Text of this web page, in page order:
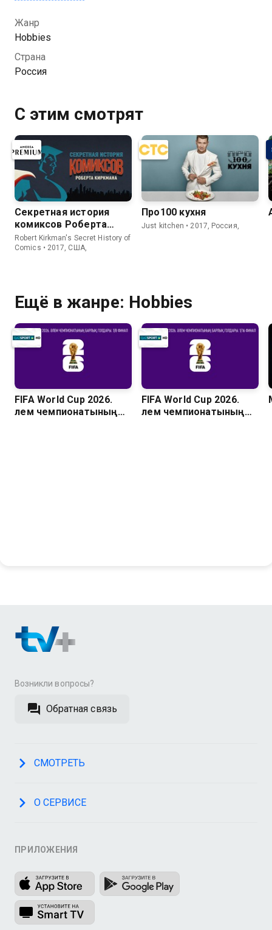
Посмотреть онлайн 1 сезон сериала Сам себе
охотник вы можете совершенно бесплатно в
хорошем HD качестве на Казахтелеком
Жанр
Hobbies
Страна
Россия
С этим смотрят
Секретная история
комиксов Роберта
Киркмана
Robert Kirkman's Secret History of
Comics • 2017, США,
Про100 кухня
Just kitchen • 2017, Россия,
Ещё в жанре: Hobbies
FIFA World Cup 2026.
Әлем чемпионатының
FIFA World Cup 2026.
Әлем чемпионатының
Возникли вопросы?
Обратная связь
СМОТРЕТЬ
О СЕРВИСЕ
ПРИЛОЖЕНИЯ